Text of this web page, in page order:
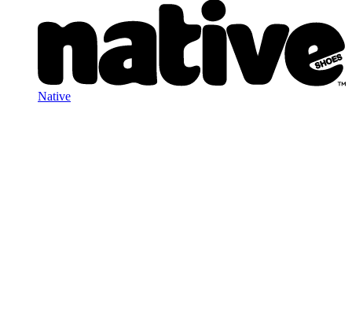
Native